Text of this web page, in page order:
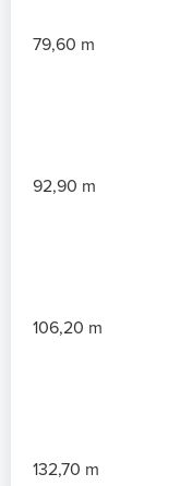
79,60 m
92,90 m
106,20 m
132,70 m